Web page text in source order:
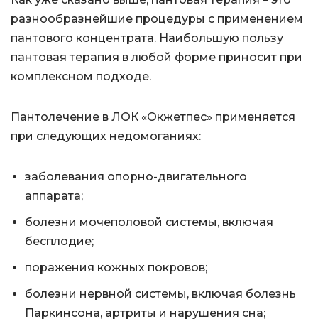
разнообразнейшие процедуры с применением
пантового концентрата. Наибольшую пользу
пантовая терапия в любой форме приносит при
комплексном подходе.
Пантолечение в ЛОК «Окжетпес» применяется
при следующих недомоганиях:
заболевания опорно-двигательного
аппарата;
болезни мочеполовой системы, включая
бесплодие;
поражения кожных покровов;
болезни нервной системы, включая болезнь
Паркинсона, артриты и нарушения сна;